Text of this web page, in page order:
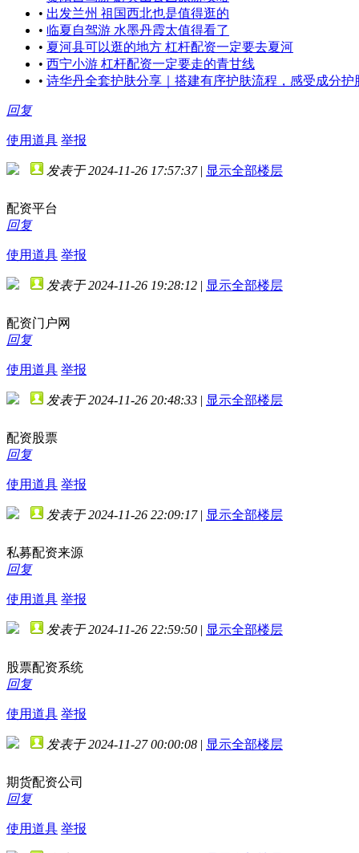
• 出发兰州 祖国西北也是值得逛的
• 临夏自驾游 水墨丹霞太值得看了
• 夏河县可以逛的地方 杠杆配资一定要去夏河
• 西宁小游 杠杆配资一定要走的青甘线
• 诗华丹全套护肤分享｜搭建有序护肤流程，感受成分护
回复
使用道具 举报
发表于 2024-11-26 17:57:37 | 显示全部楼层
配资平台
回复
使用道具 举报
发表于 2024-11-26 19:28:12 | 显示全部楼层
配资门户网
回复
使用道具 举报
发表于 2024-11-26 20:48:33 | 显示全部楼层
配资股票
回复
使用道具 举报
发表于 2024-11-26 22:09:17 | 显示全部楼层
私募配资来源
回复
使用道具 举报
发表于 2024-11-26 22:59:50 | 显示全部楼层
股票配资系统
回复
使用道具 举报
发表于 2024-11-27 00:00:08 | 显示全部楼层
期货配资公司
回复
使用道具 举报